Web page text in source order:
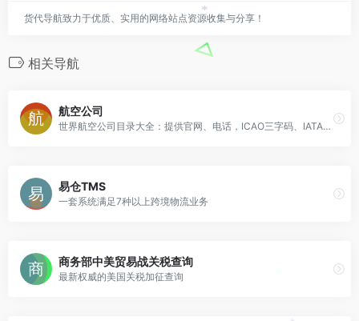
货代导航致力于优质、实用的网络站点资源收集与分享！
相关导航
航空公司
世界航空公司目录大全：提供官网、电话，ICAO三字码、IATA二字码查询、介绍，地址和联系方式
易仓TMS
一套系统满足7种以上跨境物流业务
商务部中美贸易战关税查询
最新权威的美国关税加征查询
*